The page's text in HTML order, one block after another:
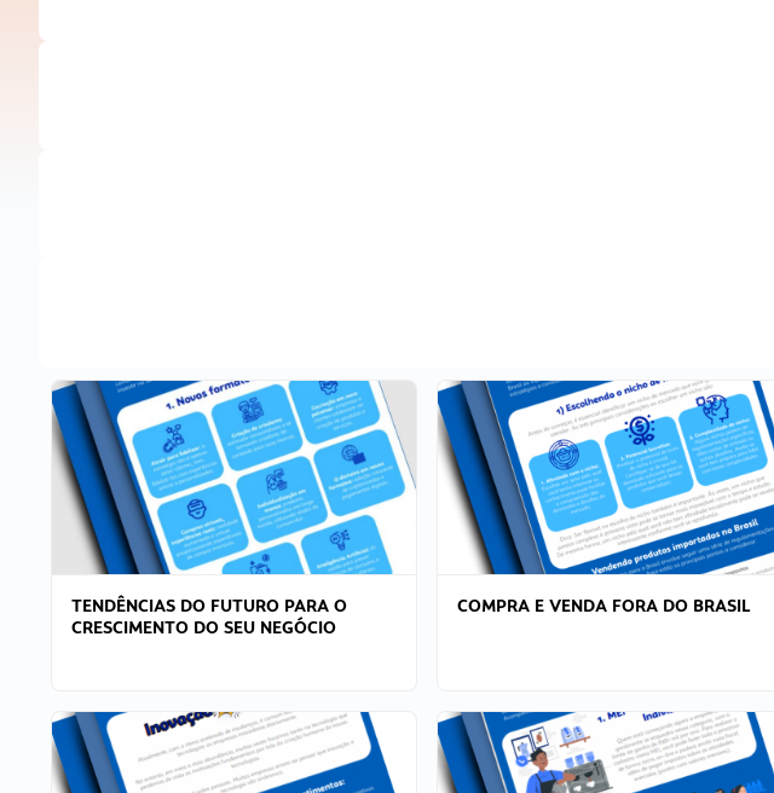
TENDÊNCIAS DO FUTURO PARA O
CRESCIMENTO DO SEU NEGÓCIO
COMPRA E VENDA FORA DO BRASIL